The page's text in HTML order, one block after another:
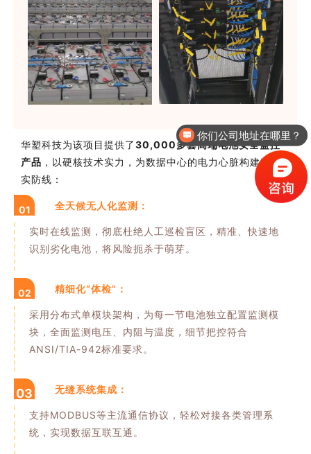
华塑科技为该项目提供了30,000多套高端电池安全监控
产品 ，以硬核技术实力，为数据中心的电力心脏构建了坚
实防线：
01 全天候无人化监测：
实时在线监测，彻底杜绝人工巡检盲区，精准、快速地
识别劣化电池，将风险扼杀于萌芽。
02 精细化“体检”：
采用分布式单模块架构，为每一节电池独立配置监测模
块，全面监测电压、内阻与温度，细节把控符合
ANSI/TIA-942标准要求。
03 无缝系统集成：
支持MODBUS等主流通信协议，轻松对接各类管理系
统，实现数据互联互通。
你们公司地址在哪里？